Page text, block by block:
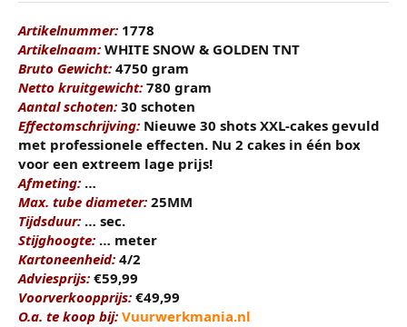
t
e
r
m
Artikelnummer: 1778
Artikelnaam: WHITE SNOW & GOLDEN TNT
Bruto Gewicht: 4750 gram
Netto kruitgewicht: 780 gram
Aantal schoten: 30 schoten
Effectomschrijving: Nieuwe 30 shots XXL-cakes gevuld
met professionele effecten. Nu 2 cakes in één box
voor een extreem lage prijs!
Afmeting: …
Max. tube diameter: 25MM
Tijdsduur: … sec.
Stijghoogte: … meter
Kartoneenheid: 4/2
Adviesprijs: €59,99
Voorverkoopprijs: €49,99
O.a. te koop bij: Vuurwerkmania.nl